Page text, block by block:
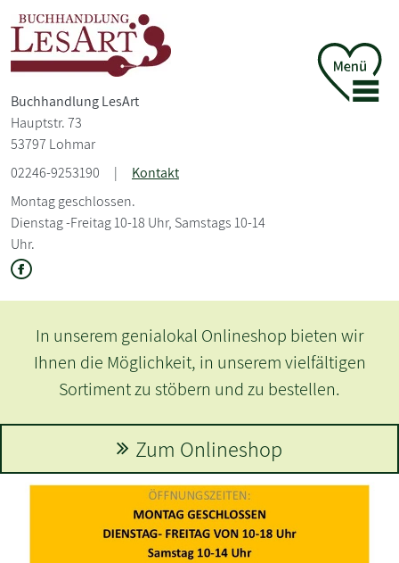
Buchhandlung LesArt
Hauptstr. 73
53797 Lohmar
02246-9253190
|
Kontakt
Montag geschlossen.
Dienstag -Freitag 10-18 Uhr, Samstags 10-14
Uhr.
In unserem genialokal Onlineshop bieten wir
Ihnen die Möglichkeit, in unserem vielfältigen
Sortiment zu stöbern und zu bestellen.
Zum Onlineshop